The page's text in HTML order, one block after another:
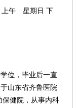
上午
星期日 下
位，毕业后一直
山东省齐鲁医院
保健院，从事内科